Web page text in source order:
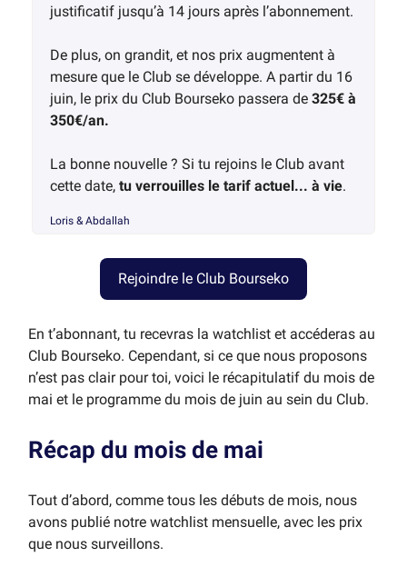
justificatif jusqu’à 14 jours après l’abonnement.
De plus, on grandit, et nos prix augmentent à
mesure que le Club se développe. A partir du 16
juin, le prix du Club Bourseko passera de 325€ à
350€/an.
La bonne nouvelle ? Si tu rejoins le Club avant
cette date, tu verrouilles le tarif actuel... à vie.
Loris & Abdallah
Rejoindre le Club Bourseko
En t’abonnant, tu recevras la watchlist et accéderas au
Club Bourseko. Cependant, si ce que nous proposons
n’est pas clair pour toi, voici le récapitulatif du mois de
mai et le programme du mois de juin au sein du Club.
Récap du mois de mai
Tout d’abord, comme tous les débuts de mois, nous
avons publié notre watchlist mensuelle, avec les prix
que nous surveillons.